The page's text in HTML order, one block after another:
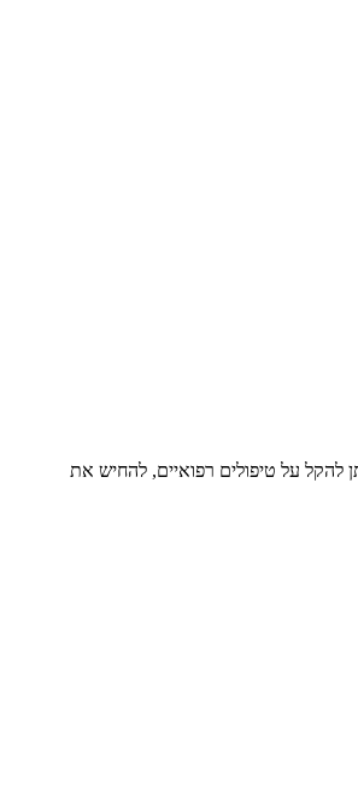
להקל על טיפולים רפואיים, להחיש את